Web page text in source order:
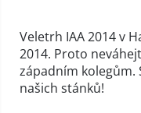
Veletrh IAA 2014 v
2014. Proto
západním kolegům.
našich stánků!